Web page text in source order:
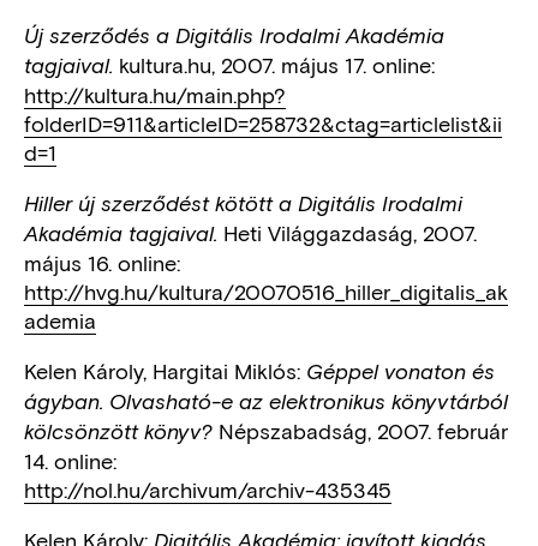
Új szerződés a Digitális Irodalmi Akadémia
tagjaival. kultura.hu, 2007. május 17. online:
http://kultura.hu/main.php?
folderID=911&articleID=258732&ctag=articlelist&ii
d=1
Hiller új szerződést kötött a Digitális Irodalmi
Akadémia tagjaival. Heti Világgazdaság, 2007.
május 16. online:
http://hvg.hu/kultura/20070516_hiller_digitalis_ak
ademia
Kelen Károly, Hargitai Miklós: Géppel vonaton és
ágyban. Olvasható-e az elektronikus könyvtárból
kölcsönzött könyv? Népszabadság, 2007. február
14. online:
http://nol.hu/archivum/archiv-435345
Kelen Károly: